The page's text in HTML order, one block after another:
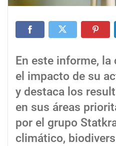
En este informe,
el impacto de su
y destaca los
en sus áreas
por el grupo
climático,